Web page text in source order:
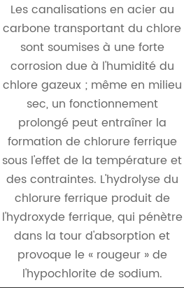
Les canalisations en acier au
carbone transportant du chlore
sont soumises à une forte
corrosion due à l'humidité du
chlore gazeux ; même en milieu
sec, un fonctionnement
prolongé peut entraîner la
formation de chlorure ferrique
sous l'effet de la température et
des contraintes. L'hydrolyse du
chlorure ferrique produit de
l'hydroxyde ferrique, qui pénètre
dans la tour d'absorption et
provoque le « rougeur » de
l'hypochlorite de sodium.